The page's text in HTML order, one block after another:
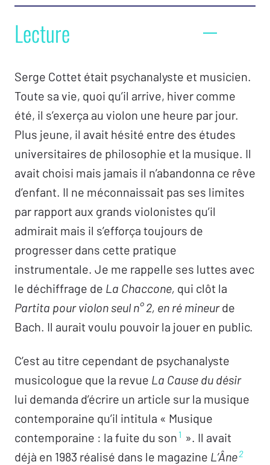
Lecture
Serge Cottet était psychanalyste et musicien.
Toute sa vie, quoi qu’il arrive, hiver comme
été, il s’exerça au violon une heure par jour.
Plus jeune, il avait hésité entre des études
universitaires de philosophie et la musique. Il
avait choisi mais jamais il n’abandonna ce rêve
d’enfant. Il ne méconnaissait pas ses limites
par rapport aux grands violonistes qu’il
admirait mais il s’efforça toujours de
progresser dans cette pratique
instrumentale. Je me rappelle ses luttes avec
le déchiffrage de La Chaccone, qui clôt la
Partita pour violon seul n° 2, en ré mineurde
Bach. Il aurait voulu pouvoir la jouer en public.
C’est au titre cependant de psychanalyste
musicologue que la revue La Cause du désir
lui demanda d’écrire un article sur la musique
contemporaine qu’il intitula « Musique
contemporaine : la fuite du son 1 ». Il avait
déjà en 1983 réalisé dans le magazine L’Âne2